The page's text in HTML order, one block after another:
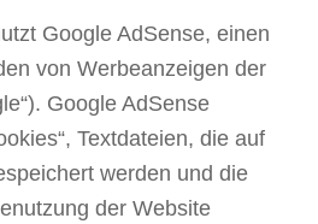
Google AdSense, einen
von Werbeanzeigen der
Google AdSense
Textdateien, die auf
werden und die
der Website